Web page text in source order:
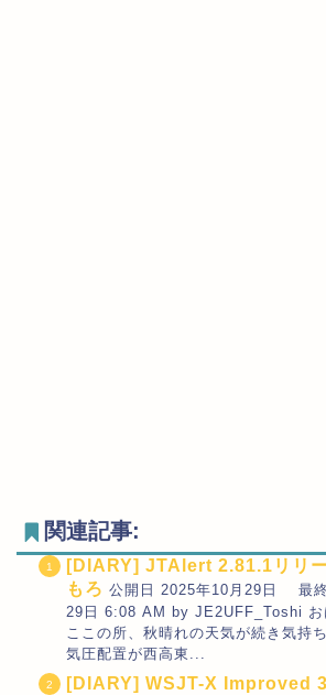
関連記事:
[DIARY] JTAlert 2.81.1リリ
もろ 公開日 2025年10月29日 最
29日 6:08 AM by JE2UFF_Toshi お
ここの所、秋晴れの天気が続き気持
気圧配置が西高東...
[DIARY] WSJT-X Improved